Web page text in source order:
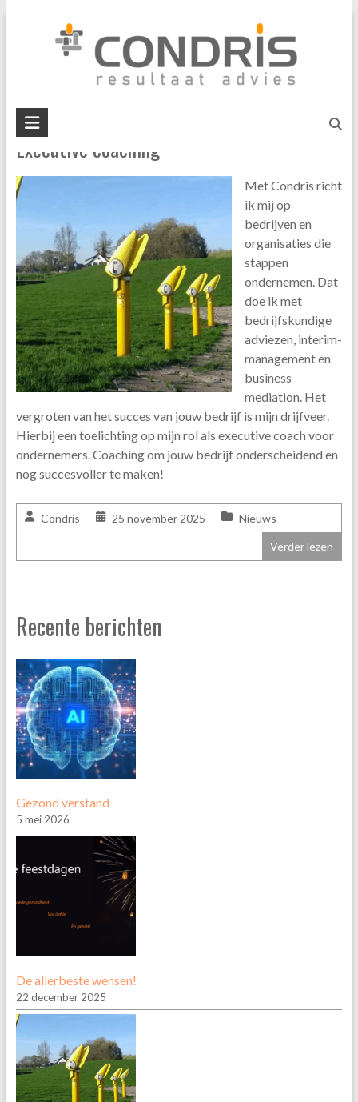
Condris
resultaat
interim
management
business
mediation
persoonlijke ontwikkeling;
U bent hier:Home » persoonlijke ontwikkeling;
Executive coaching
Met Condris richt
ik mij op
bedrijven en
organisaties die
stappen
ondernemen. Dat
doe ik met
bedrijfskundige
adviezen, interim-
management en
business
mediation. Het
vergroten van het succes van jouw bedrijf is mijn drijfveer.
Hierbij een toelichting op mijn rol als executive coach voor
ondernemers. Coaching om jouw bedrijf onderscheidend en
nog succesvoller te maken!
Condris 25 november 2025 Nieuws
Verder lezen
Recente berichten
Gezond verstand
5 mei 2026
De allerbeste wensen!
22 december 2025